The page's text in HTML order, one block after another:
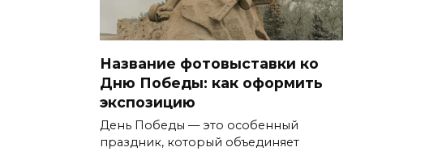
Название фотовыставки ко
Дню Победы: как оформить
экспозицию
День Победы — это особенный
праздник, который объединяет